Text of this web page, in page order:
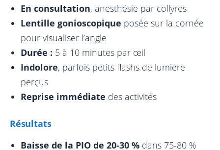
En consultation, anesthésie par collyres
Lentille gonioscopique posée sur la cornée
pour visualiser l’angle
Durée : 5 à 10 minutes par œil
Indolore, parfois petits flashs de lumière
perçus
Reprise immédiate des activités
Résultats
Baisse de la PIO de 20-30 % dans 75-80 %